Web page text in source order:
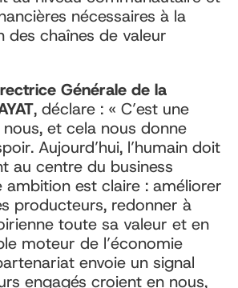
nécessaires à la
chaînes de valeur
Générale de la
, déclare : « C’est une
et cela nous donne
Aujourd’hui, l’humain doit
au centre du business
ambition est claire : améliorer
producteurs, redonner à
toute sa valeur et en
moteur de l’économie
envoie un signal
engagés croient en nous,